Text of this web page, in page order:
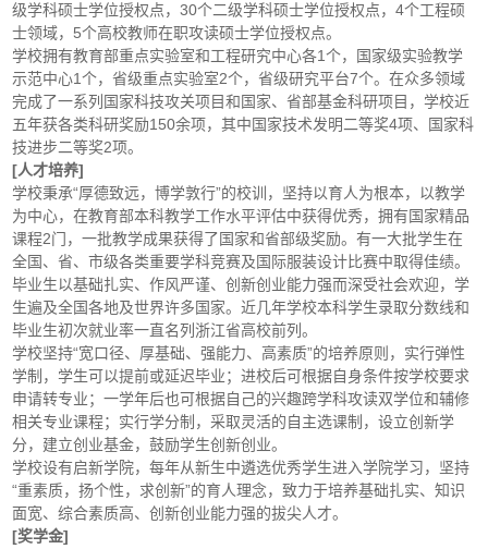
级学科硕士学位授权点，30个二级学科硕士学位授权点，4个工程硕
士领域，5个高校教师在职攻读硕士学位授权点。
学校拥有教育部重点实验室和工程研究中心各1个，国家级实验教学
示范中心1个，省级重点实验室2个，省级研究平台7个。在众多领域
完成了一系列国家科技攻关项目和国家、省部基金科研项目，学校近
五年获各类科研奖励150余项，其中国家技术发明二等奖4项、国家科
技进步二等奖2项。
[人才培养]
学校秉承“厚德致远，博学敦行”的校训，坚持以育人为根本，以教学
为中心，在教育部本科教学工作水平评估中获得优秀，拥有国家精品
课程2门，一批教学成果获得了国家和省部级奖励。有一大批学生在
全国、省、市级各类重要学科竞赛及国际服装设计比赛中取得佳绩。
毕业生以基础扎实、作风严谨、创新创业能力强而深受社会欢迎，学
生遍及全国各地及世界许多国家。近几年学校本科学生录取分数线和
毕业生初次就业率一直名列浙江省高校前列。
学校坚持“宽口径、厚基础、强能力、高素质”的培养原则，实行弹性
学制，学生可以提前或延迟毕业；进校后可根据自身条件按学校要求
申请转专业；一学年后也可根据自己的兴趣跨学科攻读双学位和辅修
相关专业课程；实行学分制，采取灵活的自主选课制，设立创新学
分，建立创业基金，鼓励学生创新创业。
学校设有启新学院，每年从新生中遴选优秀学生进入学院学习，坚持
“重素质，扬个性，求创新”的育人理念，致力于培养基础扎实、知识
面宽、综合素质高、创新创业能力强的拔尖人才。
[奖学金]